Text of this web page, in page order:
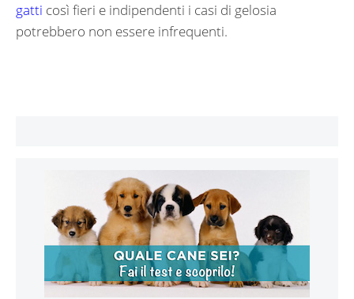
gatti così fieri e indipendenti i casi di gelosia
potrebbero non essere infrequenti.